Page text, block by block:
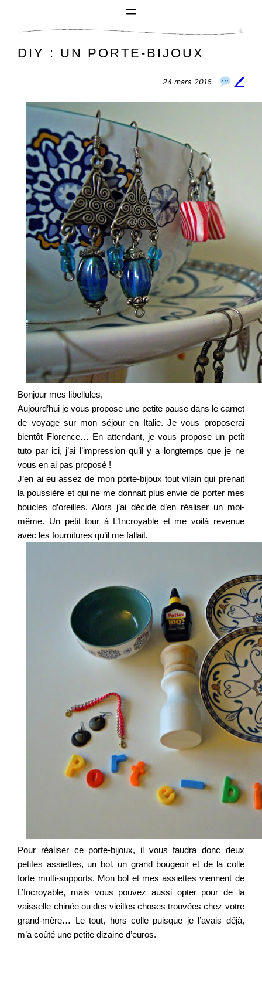
DIY : UN PORTE-BIJOUX
24 mars 2016 🖊
Bonjour mes libellules,
Aujourd’hui je vous propose une petite pause dans le carnet
de voyage sur mon séjour en Italie. Je vous proposerai
bientôt Florence… En attendant, je vous propose un petit
tuto par ici, j’ai l’impression qu’il y a longtemps que je ne
vous en ai pas proposé !
J’en ai eu assez de mon porte-bijoux tout vilain qui prenait
la poussière et qui ne me donnait plus envie de porter mes
boucles d’oreilles. Alors j’ai décidé d’en réaliser un moi-
même. Un petit tour à L’Incroyable et me voilà revenue
avec les fournitures qu’il me fallait.
Pour réaliser ce porte-bijoux, il vous faudra donc deux
petites assiettes, un bol, un grand bougeoir et de la colle
forte multi-supports. Mon bol et mes assiettes viennent de
L’Incroyable, mais vous pouvez aussi opter pour de la
vaisselle chinée ou des vieilles choses trouvées chez votre
grand-mère… Le tout, hors colle puisque je l’avais déjà,
m’a coûté une petite dizaine d’euros.